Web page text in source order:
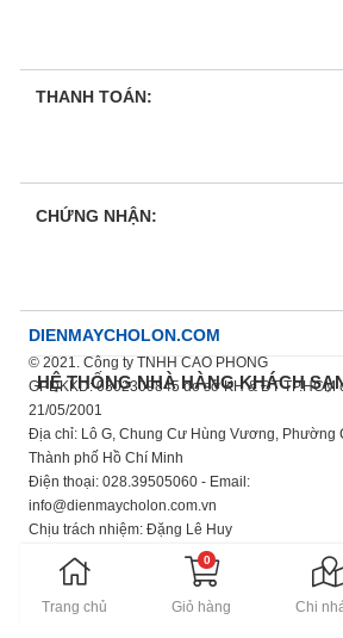
HỆ THỐNG NHÀ HÀNG KHÁCH
THANH TOÁN:
CHỨNG NHẬN:
DIENMAYCHOLON.COM
© 2021. Công ty TNHH CAO PHONG
GPDKKD: 0302309845 do sở KH & ĐT TP.HCM
21/05/2001
Địa chỉ: Lô G, Chung Cư Hùng Vương, Phường
Thành phố Hồ Chí Minh
Điện thoại: 028.39505060 - Email:
info@dienmaycholon.com.vn
Chịu trách nhiệm: Đặng Lê Huy
Xem thêm chính sách bảo mật thông tin
Trang chủ
0
Giỏ hàng Chi